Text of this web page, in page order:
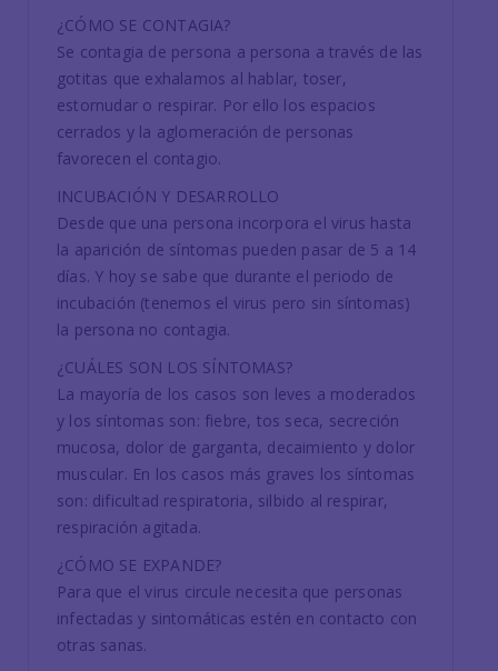
¿CÓMO SE CONTAGIA?
Se contagia de persona a persona a través de las
gotitas que exhalamos al hablar, toser,
estornudar o respirar. Por ello los espacios
cerrados y la aglomeración de personas
favorecen el contagio.
INCUBACIÓN Y DESARROLLO
Desde que una persona incorpora el virus hasta
la aparición de síntomas pueden pasar de 5 a 14
días. Y hoy se sabe que durante el periodo de
incubación (tenemos el virus pero sin síntomas)
la persona no contagia.
¿CUÁLES SON LOS SÍNTOMAS?
La mayoría de los casos son leves a moderados
y los síntomas son: fiebre, tos seca, secreción
mucosa, dolor de garganta, decaimiento y dolor
muscular. En los casos más graves los síntomas
son: dificultad respiratoria, silbido al respirar,
respiración agitada.
¿CÓMO SE EXPANDE?
Para que el virus circule necesita que personas
infectadas y sintomáticas estén en contacto con
otras sanas.